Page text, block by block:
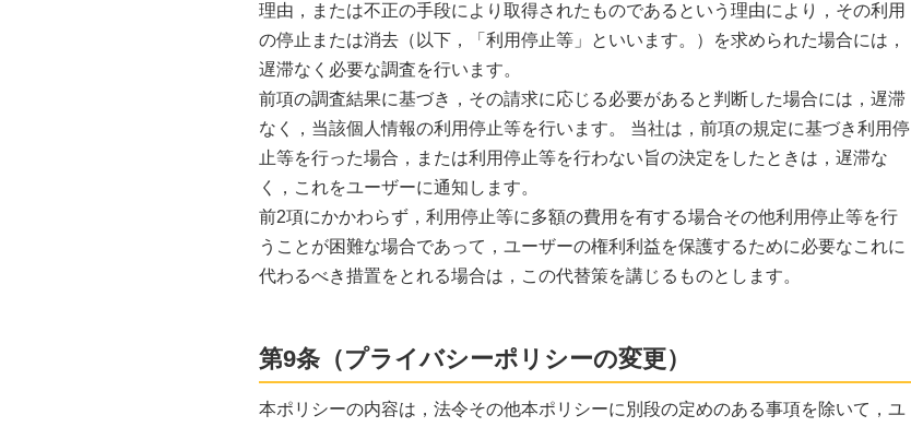
理由，または不正の手段により取得されたものであるという理由により，その利用
の停止または消去（以下，「利用停止等」といいます。）を求められた場合には，
遅滞なく必要な調査を行います。
前項の調査結果に基づき，その請求に応じる必要があると判断した場合には，遅滞
なく，当該個人情報の利用停止等を行います。 当社は，前項の規定に基づき利用停
止等を行った場合，または利用停止等を行わない旨の決定をしたときは，遅滞な
く，これをユーザーに通知します。
前2項にかかわらず，利用停止等に多額の費用を有する場合その他利用停止等を行
うことが困難な場合であって，ユーザーの権利利益を保護するために必要なこれに
代わるべき措置をとれる場合は，この代替策を講じるものとします。
第9条（プライバシーポリシーの変更）
本ポリシーの内容は，法令その他本ポリシーに別段の定めのある事項を除いて，ユ